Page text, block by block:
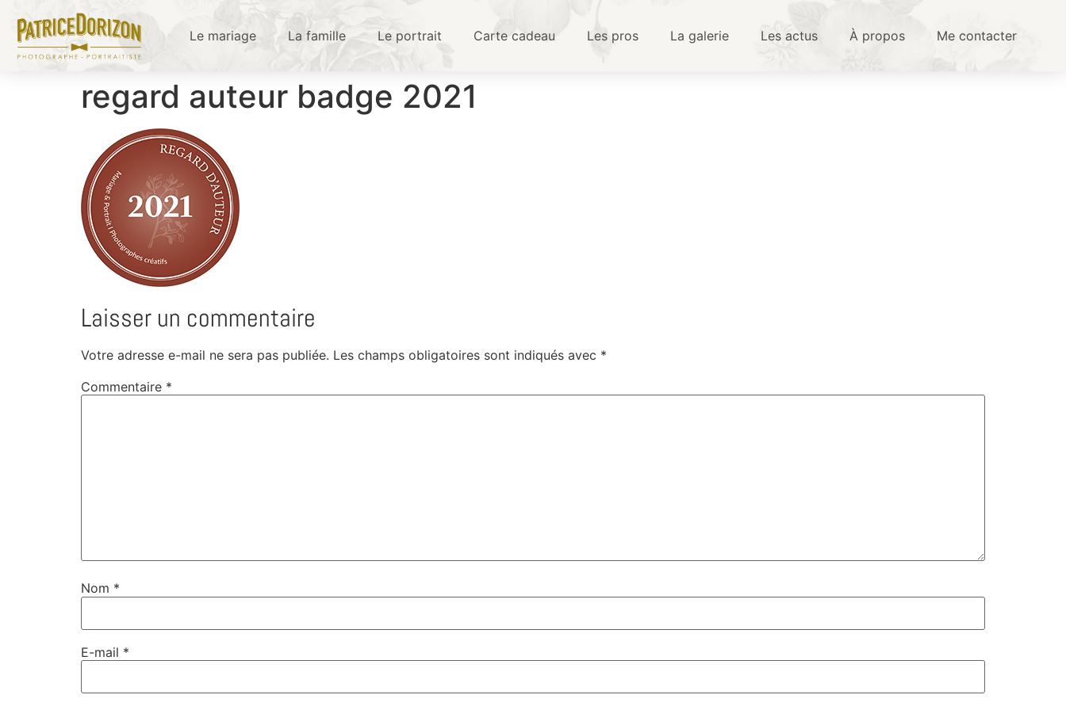
Le mariage La famille Le portrait Carte cadeau Les pros La galerie Les actus À propos Me contacter
regard auteur badge 2021
Laisser un commentaire
Votre adresse e-mail ne sera pas publiée. Les champs obligatoires sont indiqués avec *
Commentaire *
Nom *
E-mail *